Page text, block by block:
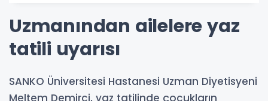
Uzmanından ailelere yaz
tatili uyarısı
SANKO Üniversitesi Hastanesi Uzman Diyetisyeni